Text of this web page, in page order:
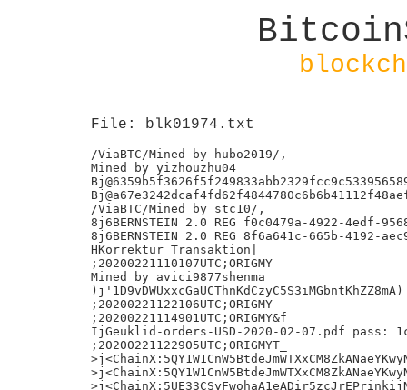
File: blk01974.txt
/ViaBTC/Mined by hubo2019/,
Mined by yizhouzhu04
/ViaBTC/Mined by stc10/,
8j6BERNSTEIN 2.0 REG f0c0479a-4922-4edf-
8j6BERNSTEIN 2.0 REG 8f6a641c-665b-4192-
HKorrektur Transaktion|
;20200221110107UTC;ORIGMY
Mined by avici9877shenma
)j'1D9vDWUxxcGaUCThnKdCzyC5S3iMGbntKhZZ8mA)
;20200221122106UTC;ORIGMY
;20200221114901UTC;ORIGMY&f
IjGeuklid-orders-USD-2020-02-07.pdf pass:
;20200221122905UTC;ORIGMYT_